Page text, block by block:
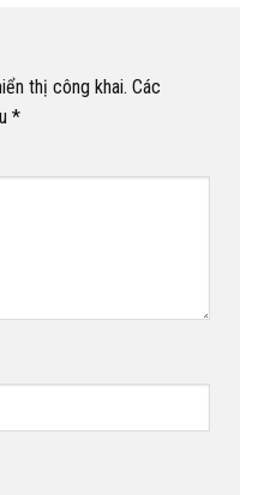
thị công khai. Các
*